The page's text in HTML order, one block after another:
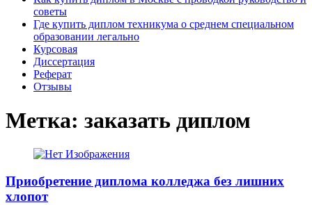
советы
Где купить диплом техникума о среднем специальном
образовании легально
Курсовая
Диссертация
Реферат
Отзывы
Метка: заказать диплом
Приобретение диплома колледжа без лишних
хлопот